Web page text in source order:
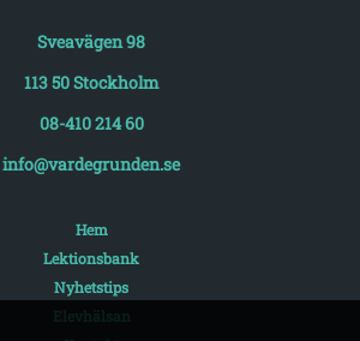
Sveavägen 98
113 50 Stockholm
08-410 214 60
info@vardegrunden.se
Hem
Lektionsbank
Nyhetstips